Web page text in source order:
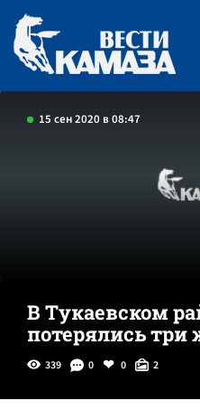
15 сен 2020 в 08:47
В Тукаевском
потерялись
339 0 0 2